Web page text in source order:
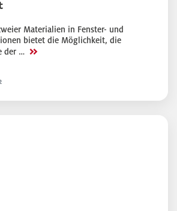
Materialien in Fenster- und
bietet die Möglichkeit, die
der … >>